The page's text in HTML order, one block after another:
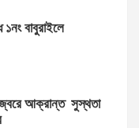
বাবুরাইলে
জ্বরে আক্রান্ত সুস্থতা